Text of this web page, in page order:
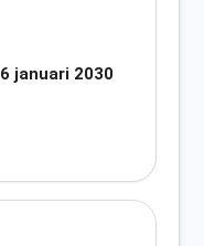
januari 2030